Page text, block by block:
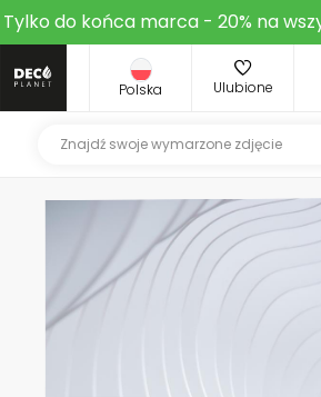
Tylko do końca marca - 20% na
Polska Ulubione